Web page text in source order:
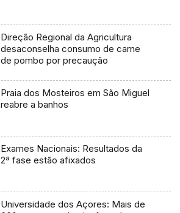
Direção Regional da Agricultura
desaconselha consumo de carne
de pombo por precaução
Praia dos Mosteiros em São Miguel
reabre a banhos
Exames Nacionais: Resultados da
2ª fase estão afixados
Universidade dos Açores: Mais de